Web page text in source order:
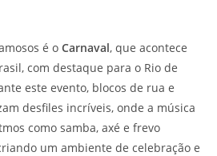
é o Carnaval, que acontece
com destaque para o Rio de
este evento, blocos de rua e
desfiles incríveis, onde a música
como samba, axé e frevo
um ambiente de celebração e